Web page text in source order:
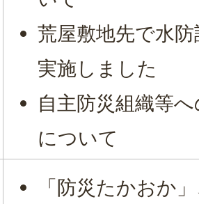
荒屋敷地先で水
実施しました
自主防災組織等
について
「防災たかおか